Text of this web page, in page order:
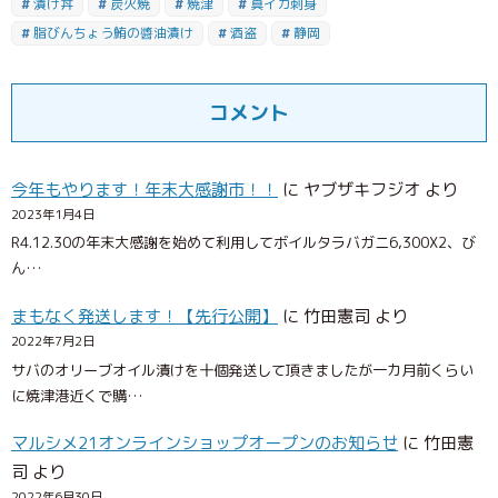
脂びんちょう鮪の醬油漬け
酒盗 静岡
コメント
今年もやります！年末大感謝市！！ に ヤブザキフジオ より
2023年1月4日
R4.12.30の年末大感謝を始めて利用してボイルタラバガニ6,300X2、び
ん…
まもなく発送します！【先行公開】 に 竹田憲司 より
2022年7月2日
サバのオリーブオイル漬けを十個発送して頂きましたが一カ月前くらい
に焼津港近くで購…
マルシメ21オンラインショップオープンのお知らせ に 竹田憲
司 より